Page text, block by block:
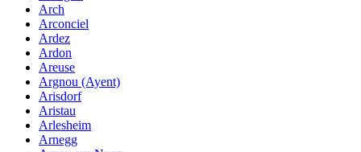
Arch
Arconciel
Ardez
Ardon
Areuse
Argnou (Ayent)
Arisdorf
Aristau
Arlesheim
Arnegg